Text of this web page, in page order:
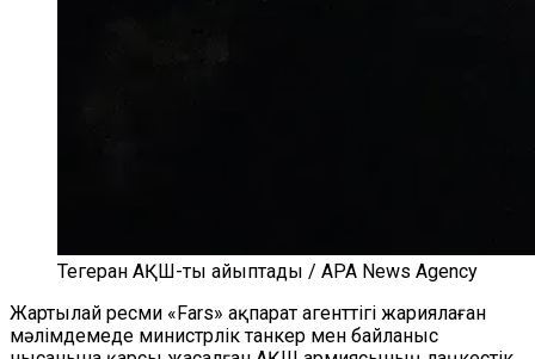
Тегеран АҚШ-ты айыптады / APA News Agency
Жартылай ресми «Fars» ақпарат агенттігі жариялаған
мәлімдемеде министрлік танкер мен байланыс